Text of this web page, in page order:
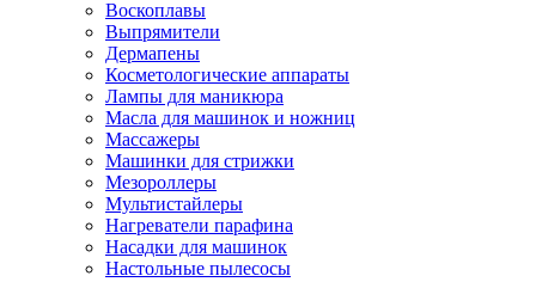
Воскоплавы
Выпрямители
Дермапены
Косметологические аппараты
Лампы для маникюра
Масла для машинок и ножниц
Массажеры
Машинки для стрижки
Мезороллеры
Мультистайлеры
Нагреватели парафина
Насадки для машинок
Настольные пылесосы